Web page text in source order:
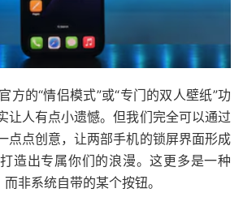
方的“情侣模式”或“专门的双人壁纸”功
让人有点小遗憾。但我们完全可以通过
点点创意，让两部手机的锁屏界面形成
造出专属你们的浪漫。这更多是一种
非系统自带的某个按钮。